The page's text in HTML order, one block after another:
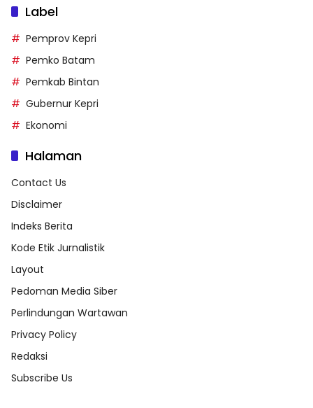
Label
Pemprov Kepri
Pemko Batam
Pemkab Bintan
Gubernur Kepri
Ekonomi
Halaman
Contact Us
Disclaimer
Indeks Berita
Kode Etik Jurnalistik
Layout
Pedoman Media Siber
Perlindungan Wartawan
Privacy Policy
Redaksi
Subscribe Us